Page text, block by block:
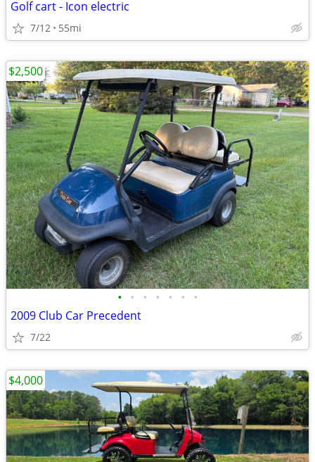
Golf cart - Icon electric
7/12 55mi
• • • • • • •
2009 Club Car Precedent
7/22
$2,500
$4,000